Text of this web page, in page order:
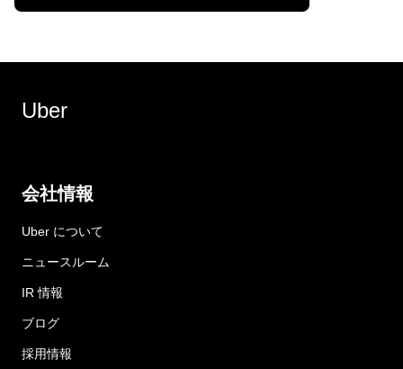
Uber
会社情報
Uber について
ニュースルーム
IR 情報
ブログ
採用情報